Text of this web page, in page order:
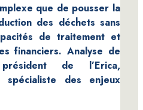
que de pousser la
des déchets sans
de traitement et
financiers. Analyse de
de l’Erica,
spécialiste des enjeux